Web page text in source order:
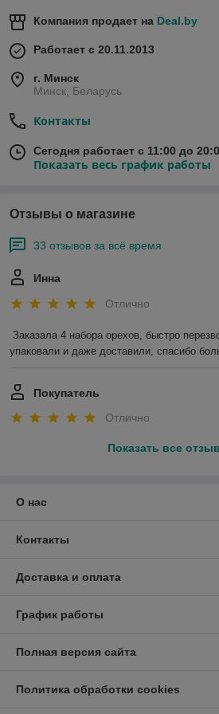
Компания продает на Deal.by
Работает с 20.11.2013
г. Минск
Минск, Беларусь
Контакты
Сегодня работает с 11:00 до
Показать весь график работы
Отзывы о магазине
33 отзывов за всё время
Инна
Отлично
Заказала 4 набора орехов, быстро
упаковали и даже доставили, спасибо
Покупатель
Отлично
Показать все
О нас
Контакты
Доставка и оплата
График работы
Полная версия сайта
Политика обработки cookies